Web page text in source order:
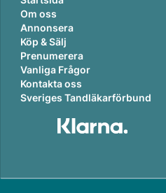
Om oss
Annonsera
Köp & Sälj
Prenumerera
Vanliga Frågor
Kontakta oss
Sveriges Tandläkarförbund